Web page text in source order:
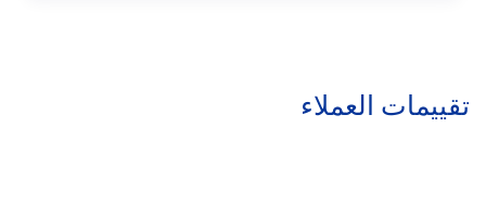
تقييمات العملاء